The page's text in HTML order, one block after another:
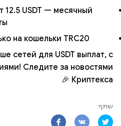
12.5 USDT — месячный
на кошельки TRC20.
сетей для USDT выплат, с
Следите за новостями
Криптекса 🎉
שתף: